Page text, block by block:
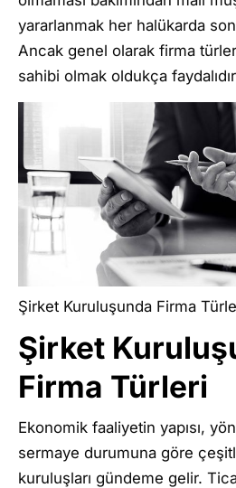
yararlanmak her halükarda
Ancak genel olarak firma
sahibi olmak oldukça
Şirket Kuruluşunda Firma
Şirket
Firma Türleri
Ekonomik faaliyetin yapısı,
sermaye durumuna göre
kuruluşları gündeme gelir.